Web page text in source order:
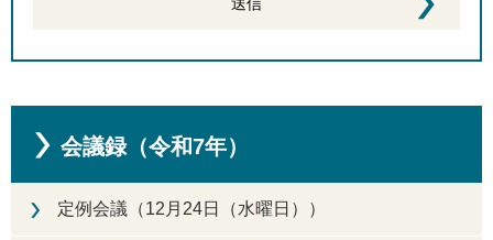
会議録（令和7年）
定例会議（12月24日（水曜日））